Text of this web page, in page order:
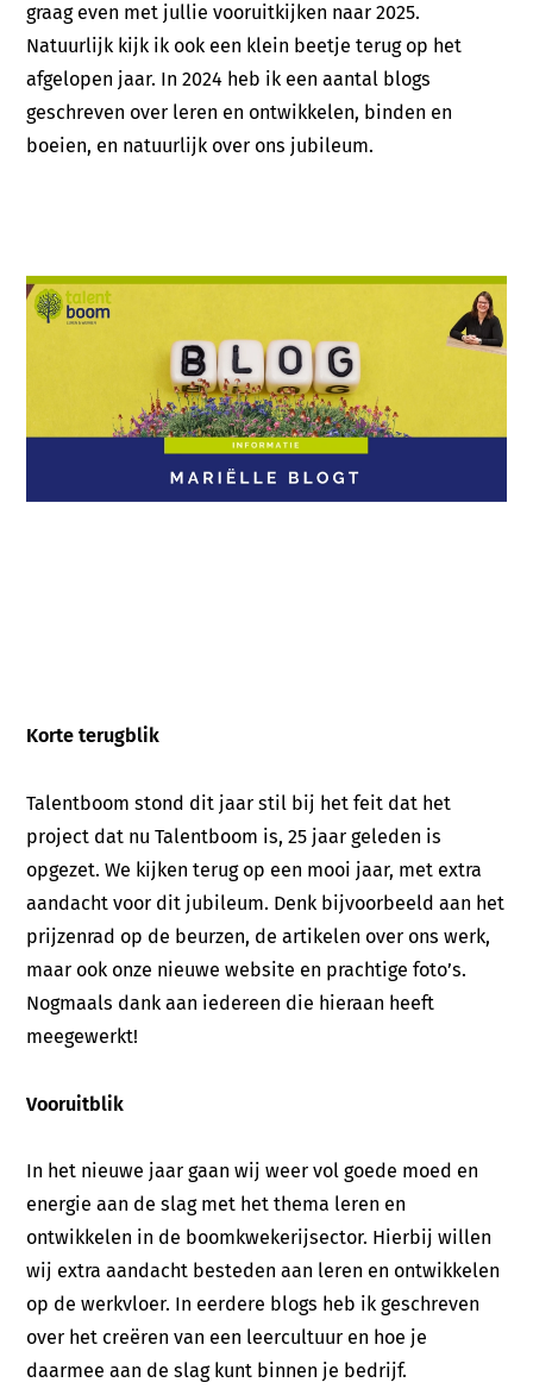
graag even met jullie vooruitkijken naar 2025.
Natuurlijk kijk ik ook een klein beetje terug op het
afgelopen jaar. In 2024 heb ik een aantal blogs
geschreven over leren en ontwikkelen, binden en
boeien, en natuurlijk over ons jubileum.
Korte terugblik
Talentboom stond dit jaar stil bij het feit dat het
project dat nu Talentboom is, 25 jaar geleden is
opgezet. We kijken terug op een mooi jaar, met extra
aandacht voor dit jubileum. Denk bijvoorbeeld aan het
prijzenrad op de beurzen, de artikelen over ons werk,
maar ook onze nieuwe website en prachtige foto’s.
Nogmaals dank aan iedereen die hieraan heeft
meegewerkt!
Vooruitblik
In het nieuwe jaar gaan wij weer vol goede moed en
energie aan de slag met het thema leren en
ontwikkelen in de boomkwekerijsector. Hierbij willen
wij extra aandacht besteden aan leren en ontwikkelen
op de werkvloer. In eerdere blogs heb ik geschreven
over het creëren van een leercultuur en hoe je
daarmee aan de slag kunt binnen je bedrijf.